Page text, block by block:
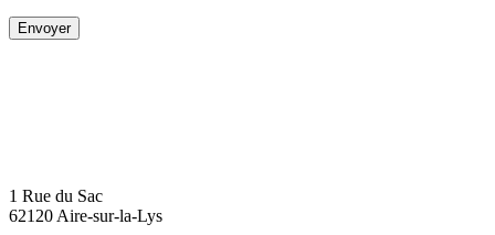
Envoyer
1 Rue du Sac
62120 Aire-sur-la-Lys